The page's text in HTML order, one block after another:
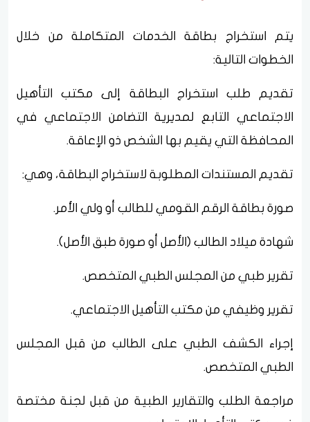
يتم استخراج بطاقة الخدمات المتكاملة من خلال
الخطوات التالية:
تقديم طلب استخراج البطاقة إلى مكتب التأهيل
الاجتماعي التابع لمديرية التضامن الاجتماعي في
المحافظة التي يقيم بها الشخص ذو الإعاقة.
تقديم المستندات المطلوبة لاستخراج البطاقة، وهي:
صورة بطاقة الرقم القومي للطالب أو ولي الأمر.
شهادة ميلاد الطالب (الأصل أو صورة طبق الأصل).
تقرير طبي من المجلس الطبي المتخصص.
تقرير وظيفي من مكتب التأهيل الاجتماعي.
إجراء الكشف الطبي على الطالب من قبل المجلس
الطبي المتخصص.
مراجعة الطلب والتقارير الطبية من قبل لجنة مختصة